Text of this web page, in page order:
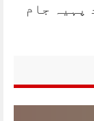
پہیہ جام